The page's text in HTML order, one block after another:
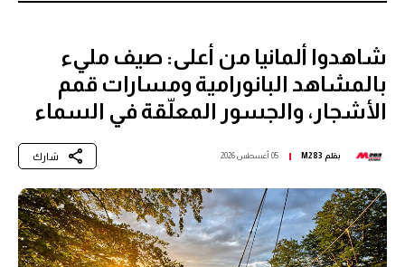
شاهدوا ألمانيا من أعلى: صيف مليء
بالمشاهد البانورامية ومسارات قمم
الأشجار، والجسور المعلّقة في السماء
بقلم M283 05 أغسطس 2026 شارك